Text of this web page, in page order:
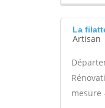
La
Artisan
mesure